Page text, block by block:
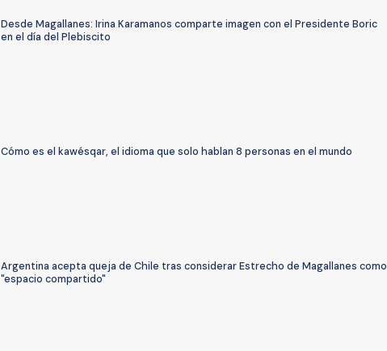
Desde Magallanes: Irina Karamanos comparte imagen con el Presidente Boric
en el día del Plebiscito
Cómo es el kawésqar, el idioma que solo hablan 8 personas en el mundo
Argentina acepta queja de Chile tras considerar Estrecho de Magallanes como
"espacio compartido"